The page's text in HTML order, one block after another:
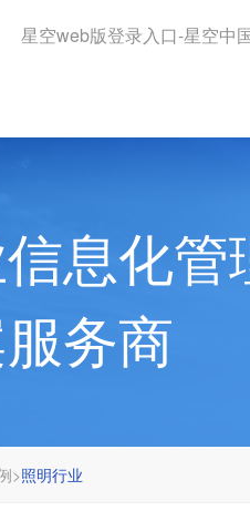
星空web版登录入口-星空中
息化管
务商
>照明行业